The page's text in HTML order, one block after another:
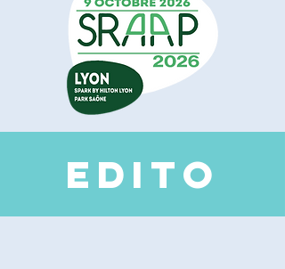
EDI TO